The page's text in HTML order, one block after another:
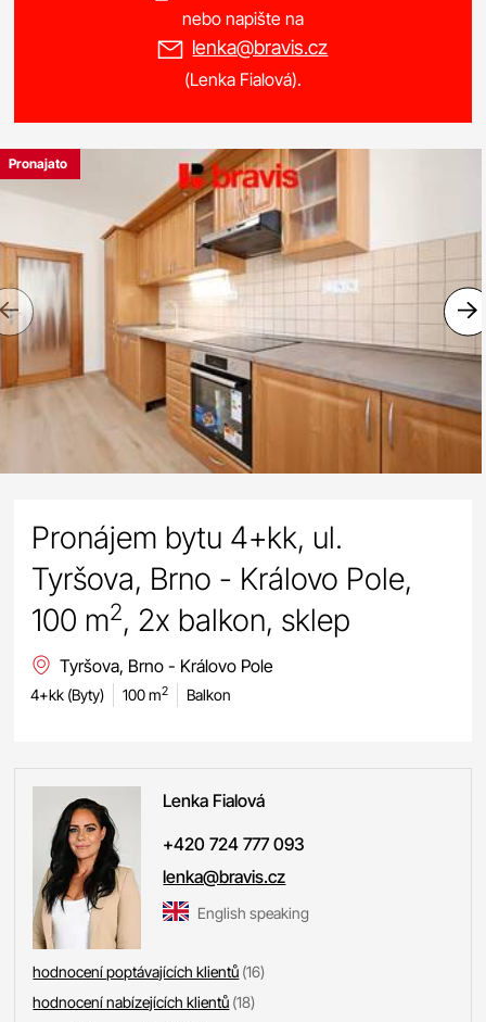
nebo napište na
lenka@bravis.cz
(Lenka Fialová).
Previous
Pronajato
Pronájem bytu 4+kk, ul.
Tyršova, Brno - Královo Pole,
100 m2, 2x balkon, sklep
Tyršova, Brno - Královo Pole
4+kk (Byty) 100 m2 Balkon
Lenka Fialová
+420 724 777 093
lenka@bravis.cz
English speaking
hodnocení poptávajících klientů (16)
hodnocení nabízejících klientů (18)